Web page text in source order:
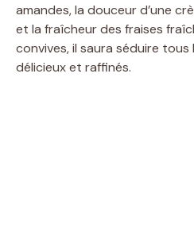
amandes, la douceur d’une
et la fraîcheur des fraises
convives, il saura séduire
délicieux et raffinés.